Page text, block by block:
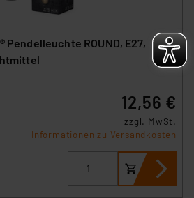
ROUND, E27,
12,56 €
zzgl. MwSt.
Informationen zu Versandkosten